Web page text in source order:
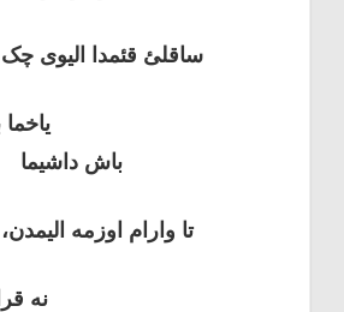
ساقلئ قئمدا الیوی چک
باش داشیما
تا وارام اوزمه
نه